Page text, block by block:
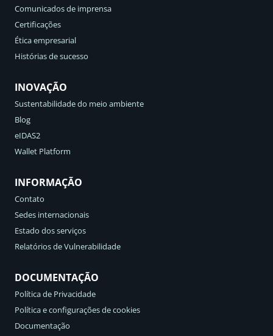
Comunicados de imprensa
Certificações
Ética empresarial
Histórias de sucesso
INOVAÇÃO
Sustentabilidade do meio ambiente
Blog
eIDAS2
Wallet Platform
INFORMAÇÃO
Contato
Sedes internacionais
Estado dos serviços
Relatórios de Vulnerabilidade
DOCUMENTAÇÃO
Política de Privacidade
Política e configurações de cookies
Documentação